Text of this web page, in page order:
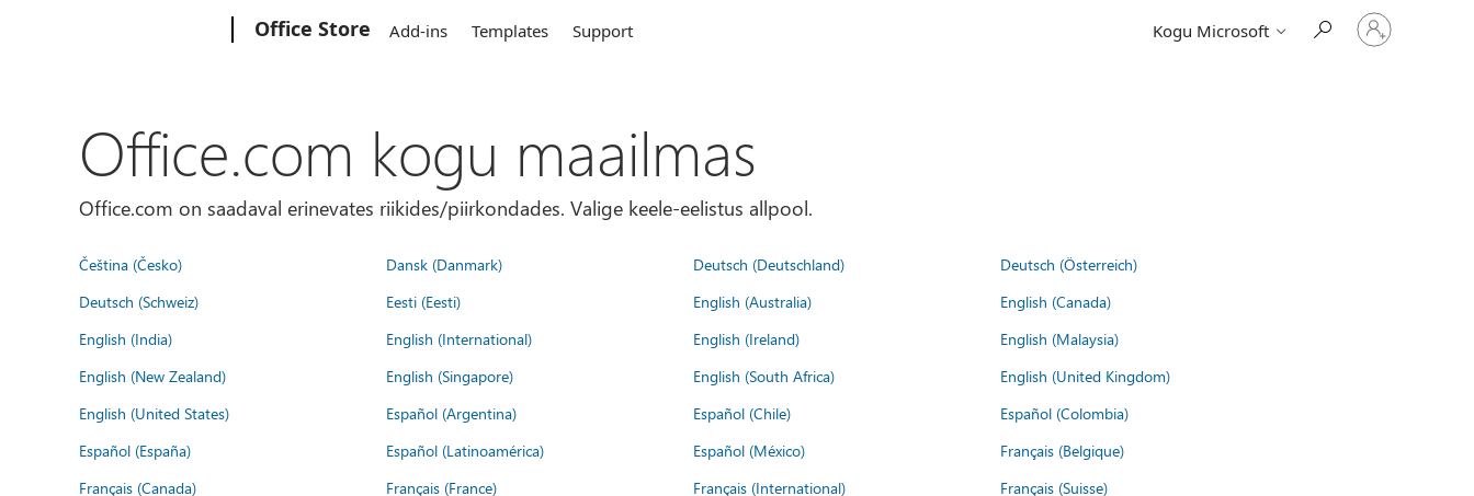
Office Store Add-ins Templates Support Kogu Microsoft
Logige
sisse
oma
Office.com kogu maailmas
Office.com on saadaval erinevates riikides/piirkondades. Valige keele-eelistus allpool.
Čeština (Česko) Dansk (Danmark) Deutsch (Deutschland)
Deutsch (Österreich)
Deutsch (Schweiz)
Eesti (Eesti) English (Australia)
English (Canada)
English (India)
English (International) English (Ireland)
English (Malaysia)
English (New Zealand)
English (Singapore) English (South Africa)
English (United Kingdom)
English (United States)
Español (Argentina) Español (Chile)
Español (Colombia)
Español (España)
Español (Latinoamérica) Español (México)
Français (Belgique)
Français (Canada)
Français (France) Français (International)
Français (Suisse)